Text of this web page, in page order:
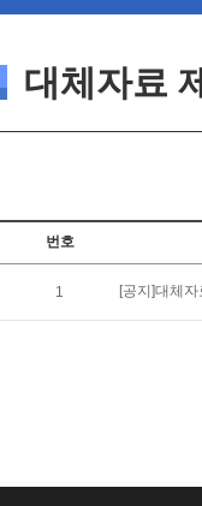
대체자료
번호
1 [공지]대체